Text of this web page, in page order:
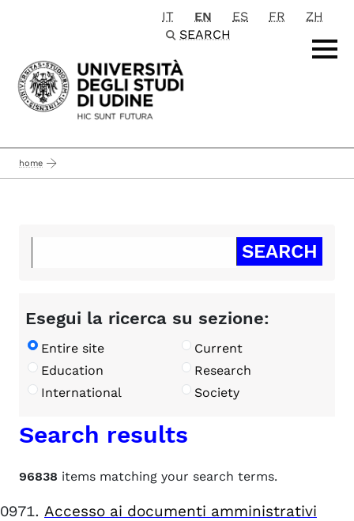
Passa al contenuto principale
IT EN ES FR
ZH
SEARCH
home
Esegui la ricerca su sezione:
Entire site
Current
Education
Research
International
Society
Search results
96838 items matching your search terms.
Accesso ai documenti amministrativi